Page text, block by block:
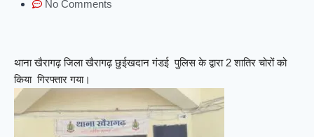
No Comments
थाना खैरागढ़ जिला खैरागढ़ छुईखदान गंडई पुलिस के द्वारा 2 शातिर चोरों को
किया गिरफ्तार गया।